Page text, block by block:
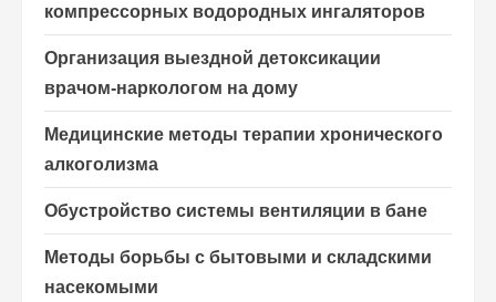
компрессорных водородных ингаляторов
Организация выездной детоксикации
врачом-наркологом на дому
Медицинские методы терапии хронического
алкоголизма
Обустройство системы вентиляции в бане
Методы борьбы с бытовыми и складскими
насекомыми